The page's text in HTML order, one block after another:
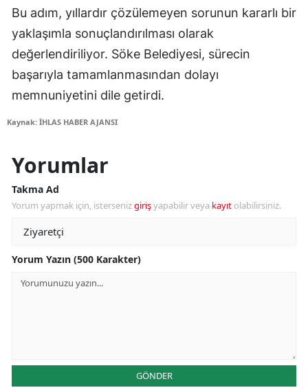
Bu adım, yıllardır çözülemeyen sorunun kararlı bir
yaklaşımla sonuçlandırılması olarak
değerlendiriliyor. Söke Belediyesi, sürecin
başarıyla tamamlanmasından dolayı
memnuniyetini dile getirdi.
Kaynak: İHLAS HABER AJANSI
Yorumlar
Takma Ad
Yorum yapmak için, istersenizgirişyapabilir veya kayıt olabilirsiniz.
Yorum Yazın (500 Karakter)
GÖNDER